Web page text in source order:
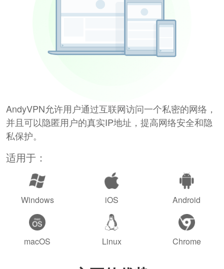
AndyVPN允许用户通过互联网访问一个私密的网络，
并且可以隐匿用户的真实IP地址，提高网络安全和隐
私保护。
适用于：
Windows iOS Android
macOS Linux Chrome